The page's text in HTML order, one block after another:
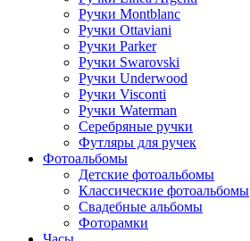
Ручки Montblanc
Ручки Ottaviani
Ручки Parker
Ручки Swarovski
Ручки Underwood
Ручки Visconti
Ручки Waterman
Серебряные ручки
Футляры для ручек
Фотоальбомы
Детские фотоальбомы
Классические фотоальбомы
Свадебные альбомы
Фоторамки